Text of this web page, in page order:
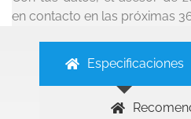
en contacto en las próximas
Especificaciones